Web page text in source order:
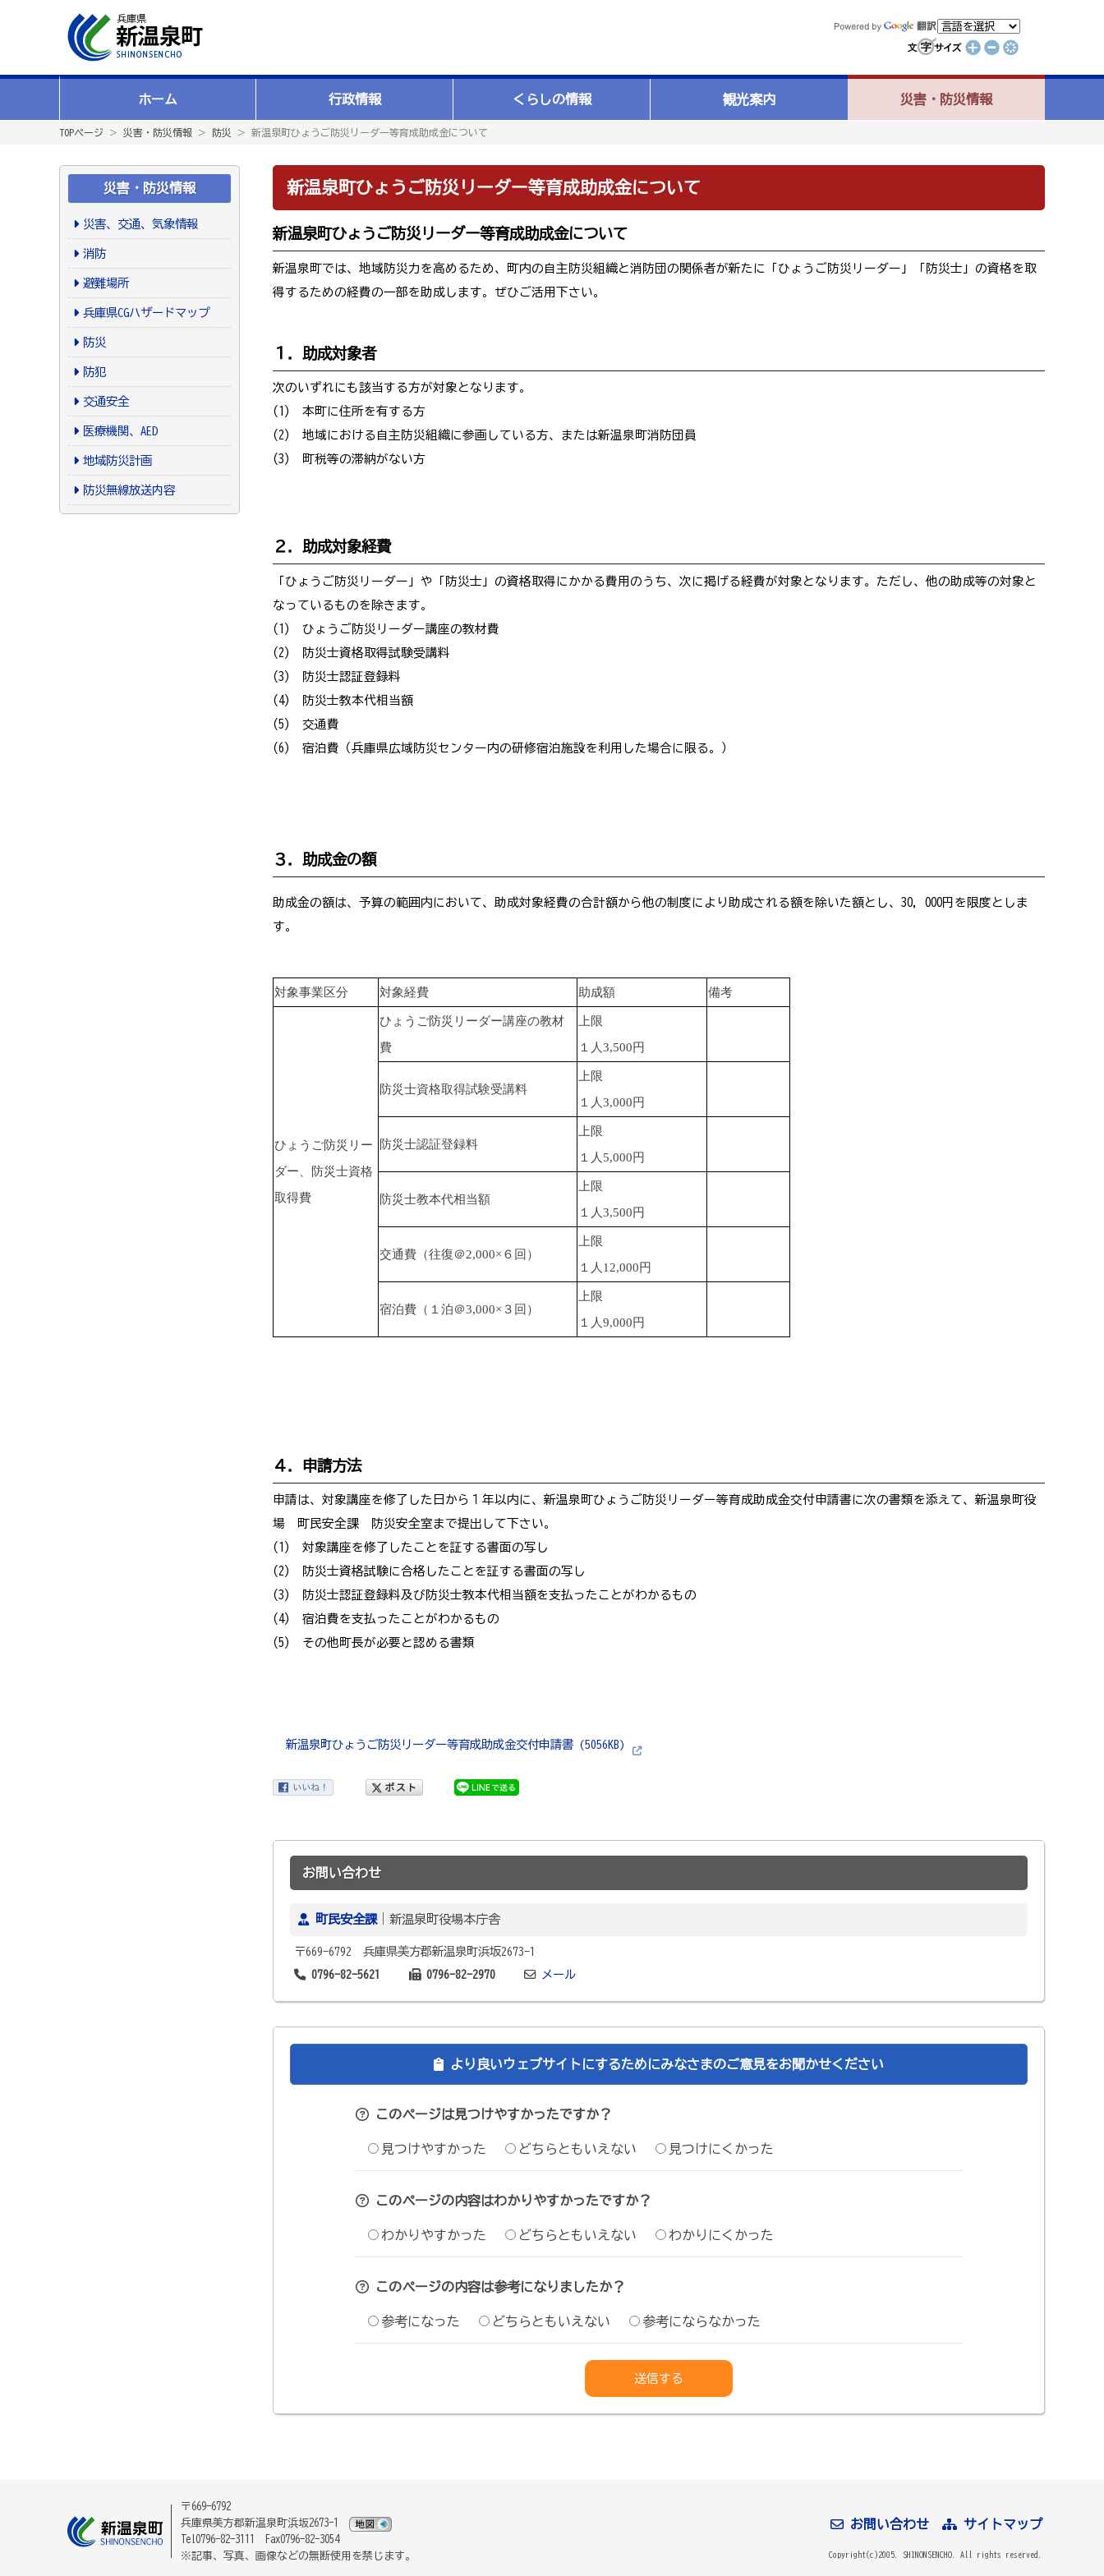
ホーム 行政情報 くらしの情報 観光案内 災害・防災情報
TOPページ ＞ 災害・防災情報 ＞ 防災 ＞ 新温泉町ひょうご防災リーダー等育成助成金について
災害・防災情報
災害、交通、気象情報
消防
避難場所
兵庫県CGハザードマップ
防災
防犯
交通安全
医療機関、AED
地域防災計画
防災無線放送内容
新温泉町ひょうご防災リーダー等育成助成金について
新温泉町ひょうご防災リーダー等育成助成金について
新温泉町では、地域防災力を高めるため、町内の自主防災組織と消防団の関係者が新たに「ひょうご防災リーダー」「防災士」の資格を取
得するための経費の一部を助成します。ぜひご活用下さい。
１．助成対象者
次のいずれにも該当する方が対象となります。
(1) 本町に住所を有する方
(2) 地域における自主防災組織に参画している方、または新温泉町消防団員
(3) 町税等の滞納がない方
２．助成対象経費
「ひょうご防災リーダー」や「防災士」の資格取得にかかる費用のうち、次に掲げる経費が対象となります。ただし、他の助成等の対象と
なっているものを除きます。
(1) ひょうご防災リーダー講座の教材費
(2) 防災士資格取得試験受講料
(3) 防災士認証登録料
(4) 防災士教本代相当額
(5) 交通費
(6) 宿泊費（兵庫県広域防災センター内の研修宿泊施設を利用した場合に限る。）
３．助成金の額
助成金の額は、予算の範囲内において、助成対象経費の合計額から他の制度により助成される額を除いた額とし、30，000円を限度としま
す。
対象事業区分 対象経費 助成額 備考
ひょうご防災リー
ダー、防災士資格
取得費
ひょうご防災リーダー講座の教材
費
上限
１人3,500円
防災士資格取得試験受講料
上限
１人3,000円
防災士認証登録料
上限
１人5,000円
防災士教本代相当額
上限
１人3,500円
交通費（往復＠2,000×６回）
上限
１人12,000円
宿泊費（１泊＠3,000×３回）
上限
１人9,000円
４．申請方法
申請は、対象講座を修了した日から１年以内に、新温泉町ひょうご防災リーダー等育成助成金交付申請書に次の書類を添えて、新温泉町役
場 町民安全課 防災安全室まで提出して下さい。
(1 ) 対象講座を修了したことを証する書面の写し
(2 ) 防災士資格試験に合格したことを証する書面の写し
(3 ) 防災士認証登録料及び防災士教本代相当額を支払ったことがわかるもの
(4) 宿泊費を支払ったことがわかるもの
(5) その他町長が必要と認める書類
新温泉町ひょうご防災リーダー等育成助成金交付申請書 (5056KB)
お問い合わせ
町民安全課｜新温泉町役場本庁舎
〒669-6792 兵庫県美方郡新温泉町浜坂2673-1
0796-82-5621
0796-82-2970 メール
より良いウェブサイトにするためにみなさまのご意見をお聞かせください
このページは見つけやすかったですか？
見つけやすかった どちらともいえない 見つけにくかった
このページの内容はわかりやすかったですか？
わかりやすかった どちらともいえない わかりにくかった
このページの内容は参考になりましたか？
参考になった どちらともいえない 参考にならなかった
〒669-6792
兵庫県美方郡新温泉町浜坂2673-1
Tel0796-82-3111 Fax0796-82-3054
※記事、写真、画像などの無断使用を禁じます。
お問い合わせ サイトマップ
Copyright(c)2005. SHINONSENCHO. All rights reserved.